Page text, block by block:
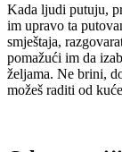
Kada ljudi putuju,
im upravo ta
smještaja,
pomažući im da
željama. Ne brini,
možeš raditi od